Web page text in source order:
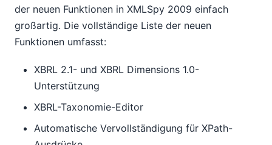
der neuen Funktionen in XMLSpy 2009 einfach
großartig. Die vollständige Liste der neuen
Funktionen umfasst:
XBRL 2.1- und XBRL Dimensions 1.0-
Unterstützung
XBRL-Taxonomie-Editor
Automatische Vervollständigung für XPath-